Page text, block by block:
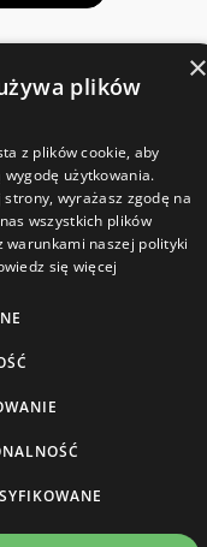
RETOUR
DE FABRIKANT
×
plików
z plików cookie, aby
użytkowania.
wyrażasz zgodę na
wszystkich plików
warunkami naszej polityki
się więcej